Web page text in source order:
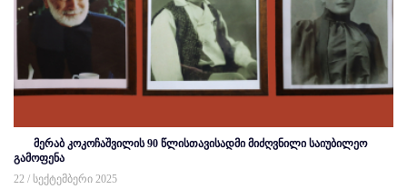
მერაბ კოკოჩაშვილის 90 წლისთავისადმი მიძღვნილი საიუბილეო
გამოფენა
22 / სექტემბერი 2025